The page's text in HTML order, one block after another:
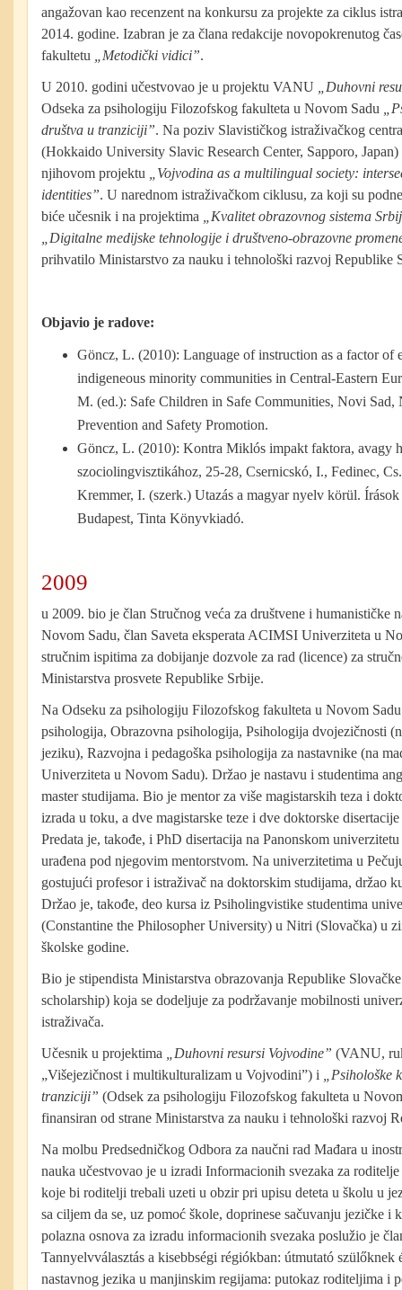
angažovan kao recenzent na konkursu za projekte za ciklus
2014. godine. Izabran je za člana redakcije novopokrenutog
fakultetu
„Metodički vidici”.
U 2010. godini učestvovao je u projektu VANU
„Duhovni
Odseka za psihologiju Filozofskog fakulteta u Novom Sadu
društva u tranziciji”. Na poziv Slavističkog istraživačkog
(Hokkaido University Slavic Research Center, Sapporo,
njihovom projektu
„Vojvodina as a multilingual society:
identities”. U narednom istraživačkom ciklusu, za koji su
biće učesnik i na projektima
„Kvalitet obrazovnog sistema
„Digitalne medijske tehnologije i društveno-obrazovne
prihvatilo Ministarstvo za nauku i tehnološki razvoj Republike
Objavio je radove:
Göncz, L. (2010): Language of instruction as a factor of
indigeneous minority communities in Central-Eastern
M. (ed.): Safe Children in Safe Communities, Novi
Prevention and Safety Promotion.
Göncz, L. (2010): Kontra Miklós impakt faktora, avagy
szociolingvisztikához, 25-28, Csernicskó, I., Fedinec,
Kremmer, I. (szerk.) Utazás a magyar nyelv körül.
Budapest, Tinta Könyvkiadó.
2009
u 2009. bio je član Stručnog veća za društvene i humanističke
Novom Sadu, član Saveta eksperata ACIMSI Univerziteta u
stručnim ispitima za dobijanje dozvole za rad (licence) za
Ministarstva prosvete Republike Srbije.
Na Odseku za psihologiju Filozofskog fakulteta u Novom
psihologija, Obrazovna psihologija, Psihologija dvojezičnosti
jeziku), Razvojna i pedagoška psihologija za nastavnike (na
Univerziteta u Novom Sadu). Držao je nastavu i studentima
master studijama. Bio je mentor za više magistarskih teza i
izrada u toku, a dve magistarske teze i dve doktorske
Predata je, takođe, i PhD disertacija na Panonskom
urađena pod njegovim mentorstvom. Na univerzitetima u
gostujući profesor i istraživač na doktorskim studijama, držao
Držao je, takođe, deo kursa iz Psiholingvistike studentima
(Constantine the Philosopher University) u Nitri (Slovačka) u
školske godine.
Bio je stipendista Ministarstva obrazovanja Republike
scholarship) koja se dodeljuje za podržavanje mobilnosti
istraživača.
Učesnik u projektima „Duhovni resursi Vojvodine” (VANU,
„Višejezičnost i multikulturalizam u Vojvodini”) i
„Psihološke
tranziciji” (Odsek za psihologiju Filozofskog fakulteta u
finansiran od strane Ministarstva za nauku i tehnološki razvoj
Na molbu Predsedničkog Odbora za naučni rad Mađara u
nauka učestvovao je u izradi Informacionih svezaka za
koje bi roditelji trebali uzeti u obzir pri upisu deteta u školu u
sa ciljem da se, uz pomoć škole, doprinese sačuvanju jezičke
polazna osnova za izradu informacionih svezaka poslužio je
Tannyelvválasztás a kisebbségi régiókban: útmutató
nastavnog jezika u manjinskim regijama: putokaz roditeljima i